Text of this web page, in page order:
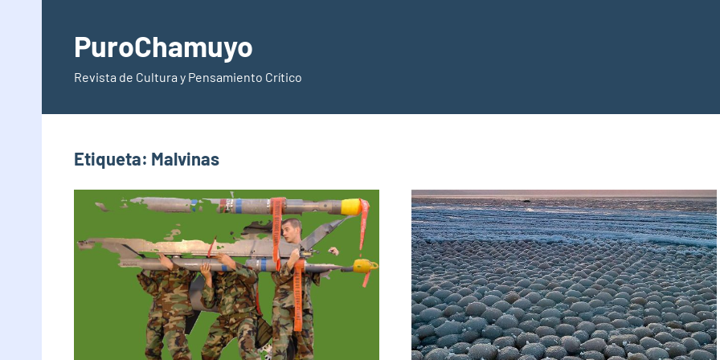
contenidoPuroChamuyo
Revista de Cultura y Pensamiento Crítico
Etiqueta: Malvinas